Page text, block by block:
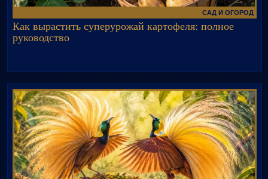
САД И ОГОРОД
Как вырастить суперурожай картофеля: полное
руководство